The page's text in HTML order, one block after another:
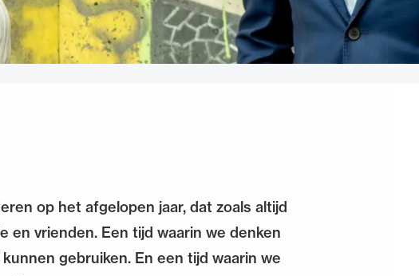
op het afgelopen jaar, dat zoals altijd
en vrienden. Een tijd waarin we denken
gebruiken. En een tijd waarin we